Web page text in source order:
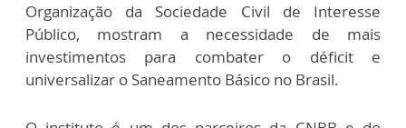
Organização da Sociedade Civil de Interesse
Público, mostram a necessidade de mais
investimentos para combater o déficit e
universalizar o Saneamento Básico no Brasil.